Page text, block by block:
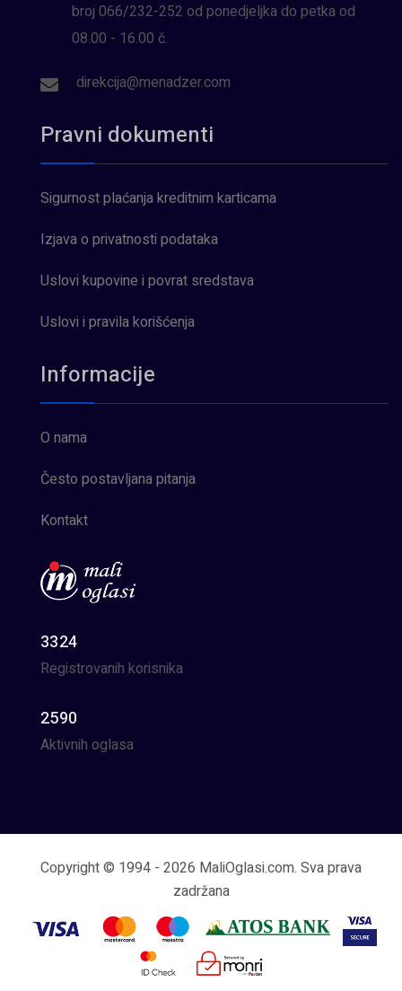
broj 066/232-252 od ponedjeljka do petka od
08.00 - 16.00 č.
direkcija@menadzer.com
Pravni dokumenti
Sigurnost plaćanja kreditnim karticama
Izjava o privatnosti podataka
Uslovi kupovine i povrat sredstava
Uslovi i pravila korišćenja
Informacije
O nama
Često postavljana pitanja
Kontakt
3324
Registrovanih korisnika
2590
Aktivnih oglasa
Copyright © 1994 - 2026 MaliOglasi.com. Sva prava
zadržana